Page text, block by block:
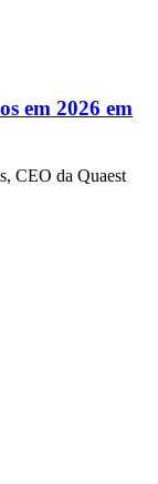
em 2026 em
CEO da Quaest